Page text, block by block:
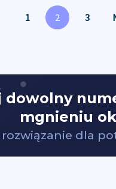
1 2 3
dowolny
mgnieniu
dla